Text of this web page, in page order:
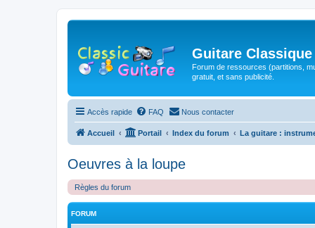
Guitare Classique
Forum de ressources (partitions,
gratuit, et sans publicité.
Accès rapide FAQ Nous contacter
Accueil Portail Index du forum La guitare :
Oeuvres à la loupe
Règles du forum
FORUM